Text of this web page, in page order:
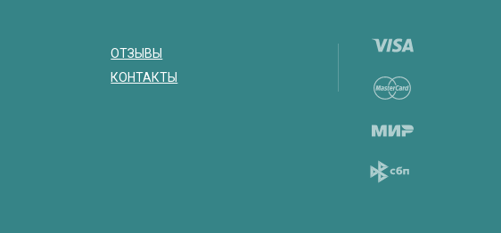
ОТЗЫВЫ
КОНТАКТЫ